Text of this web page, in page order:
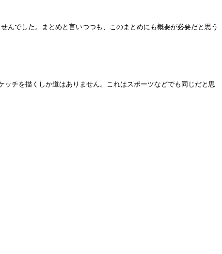
んでした。まとめと言いつつも、このまとめにも概要が必要だと思う
チを描くしか道はありません。これはスポーツなどでも同じだと思